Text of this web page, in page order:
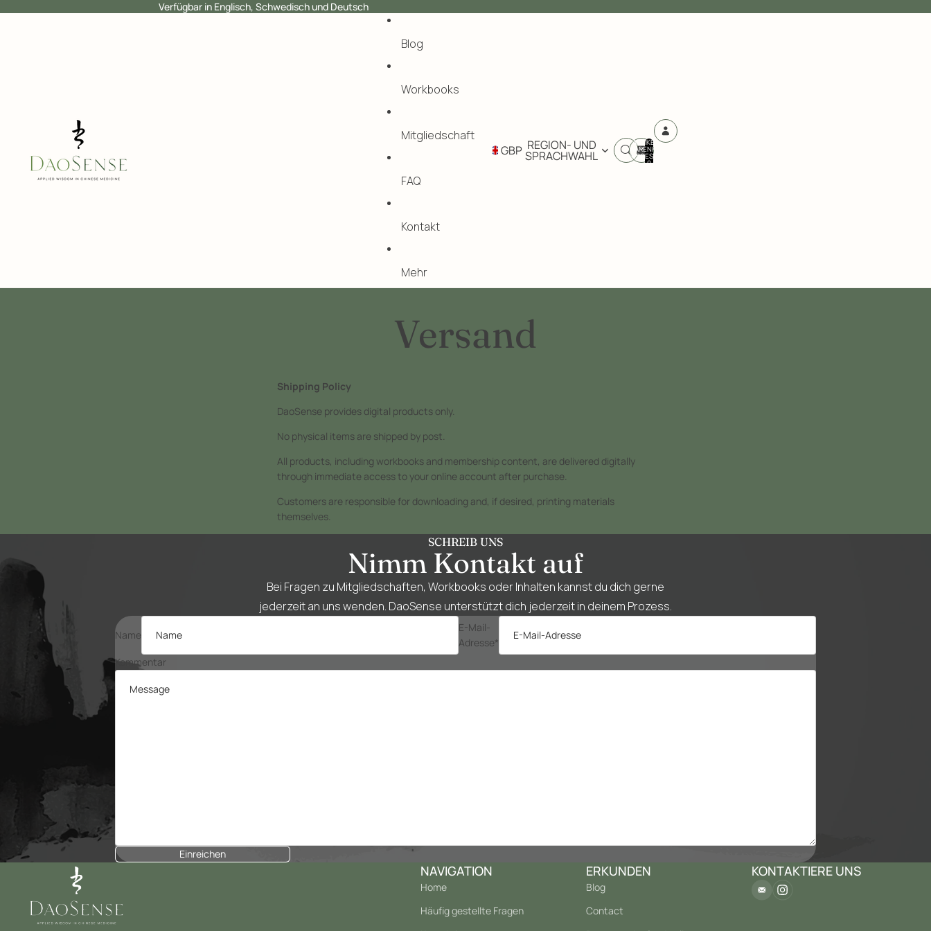
Verfügbar in Englisch, Schwedisch und Deutsch
Blog
Workbooks
Mitgliedschaft
FAQ
Kontakt
Mehr
GBP REGION- UND
SPRACHWAHL
ARTIKEL IM
WARENKORB
INSGESAMT:
0
Versand
Shipping Policy
DaoSense provides digital products only.
No physical items are shipped by post.
All products, including workbooks and membership content, are delivered digitally
through immediate access to your online account after purchase.
Customers are responsible for downloading and, if desired, printing materials
themselves.
SCHREIB UNS
Nimm Kontakt auf
Bei Fragen zu Mitgliedschaften, Workbooks oder Inhalten kannst du dich gerne
jederzeit an uns wenden. DaoSense unterstützt dich jederzeit in deinem Prozess.
Name
E-Mail-
Adresse*
Kommentar
Einreichen
NAVIGATION
Home
Häufig gestellte Fragen
ERKUNDEN
Blog
Contact
KONTAKTIERE UNS
Datenschutzerklärung